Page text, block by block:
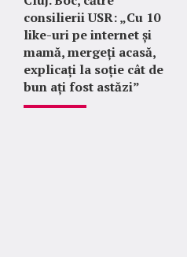
consilierii USR: „Cu 10
like-uri pe internet și
mamă, mergeți acasă,
explicați la soție cât de
bun ați fost astăzi”